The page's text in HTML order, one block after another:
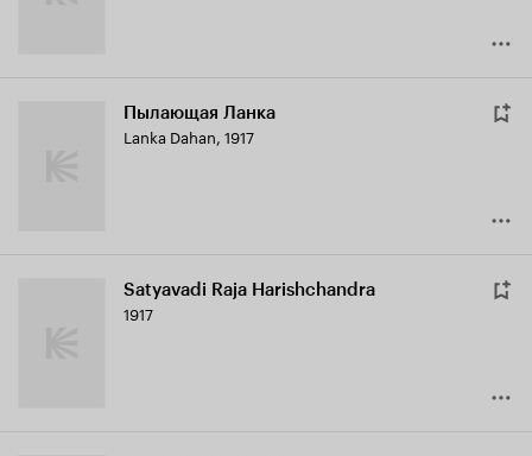
Пылающая Ланка
Lanka Dahan, 1917
Satyavadi Raja Harishchandra
1917